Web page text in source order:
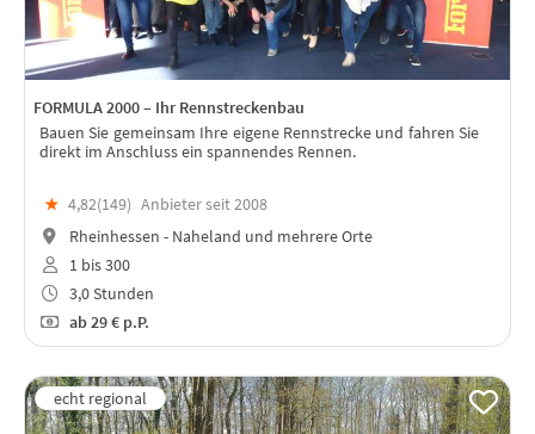
FORMULA 2000 – Ihr Rennstreckenbau
Bauen Sie gemeinsam Ihre eigene Rennstrecke und fahren Sie
direkt im Anschluss ein spannendes Rennen.
★ 4,82(149) Anbieter seit 2008
Rheinhessen - Naheland und mehrere Orte
1 bis 300
3,0 Stunden
ab29 € p.P.